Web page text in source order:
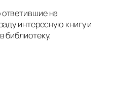
на
интересную книгу и
библиотеку.